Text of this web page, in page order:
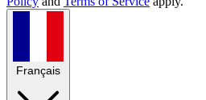
Français